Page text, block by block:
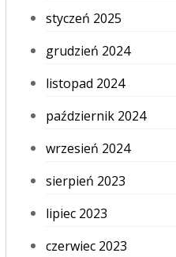
styczeń 2025
grudzień 2024
listopad 2024
październik 2024
wrzesień 2024
sierpień 2023
lipiec 2023
czerwiec 2023